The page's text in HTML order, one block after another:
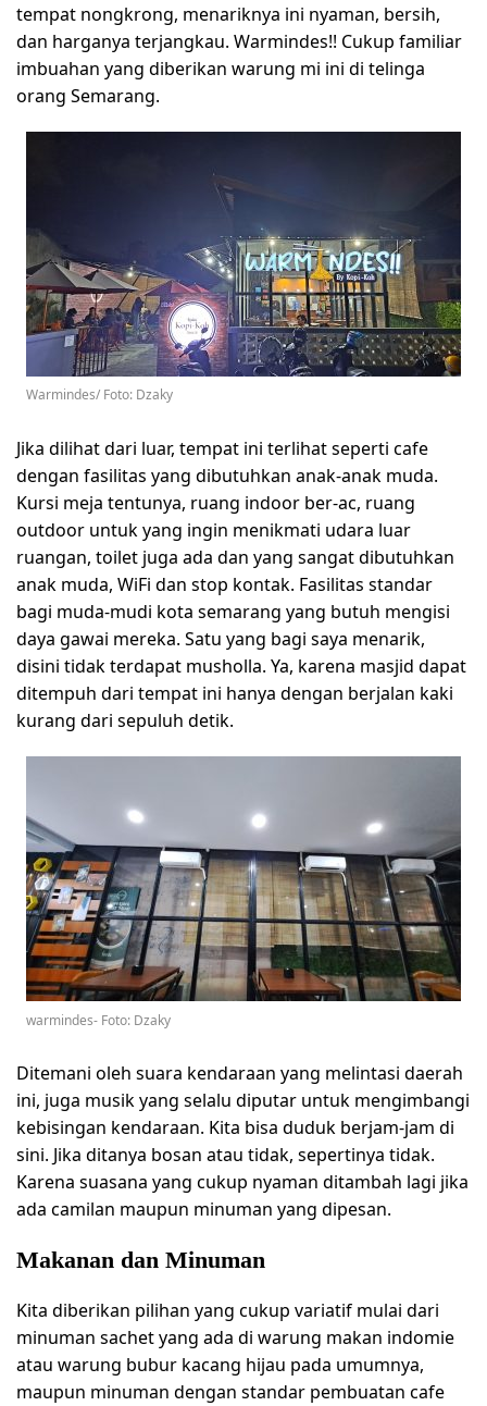
tempat nongkrong, menariknya ini nyaman, bersih,
dan harganya terjangkau. Warmindes!! Cukup familiar
imbuahan yang diberikan warung mi ini di telinga
orang Semarang.
Warmindes/ Foto: Dzaky
Jika dilihat dari luar, tempat ini terlihat seperti cafe
dengan fasilitas yang dibutuhkan anak-anak muda.
Kursi meja tentunya, ruang indoor ber-ac, ruang
outdoor untuk yang ingin menikmati udara luar
ruangan, toilet juga ada dan yang sangat dibutuhkan
anak muda, WiFi dan stop kontak. Fasilitas standar
bagi muda-mudi kota semarang yang butuh mengisi
daya gawai mereka. Satu yang bagi saya menarik,
disini tidak terdapat musholla. Ya, karena masjid dapat
ditempuh dari tempat ini hanya dengan berjalan kaki
kurang dari sepuluh detik.
warmindes- Foto: Dzaky
Ditemani oleh suara kendaraan yang melintasi daerah
ini, juga musik yang selalu diputar untuk mengimbangi
kebisingan kendaraan. Kita bisa duduk berjam-jam di
sini. Jika ditanya bosan atau tidak, sepertinya tidak.
Karena suasana yang cukup nyaman ditambah lagi jika
ada camilan maupun minuman yang dipesan.
Makanan dan Minuman
Kita diberikan pilihan yang cukup variatif mulai dari
minuman sachet yang ada di warung makan indomie
atau warung bubur kacang hijau pada umumnya,
maupun minuman dengan standar pembuatan cafe